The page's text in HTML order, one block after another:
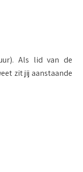
Als lid van de
zit jij aanstaande